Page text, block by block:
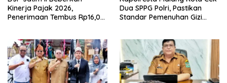
Kinerja Pajak 2026,
Penerimaan Tembus Rp16,08
Dua SPPG Polri, Pastikan
Standar Pemenuhan Gizi